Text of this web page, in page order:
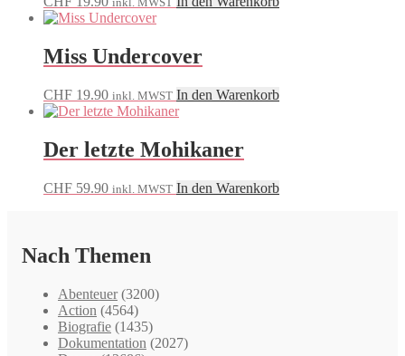
Miss Undercover
CHF 19.90 inkl. MWST In den Warenkorb
Der letzte Mohikaner
CHF 59.90 inkl. MWST In den Warenkorb
Nach Themen
Abenteuer (3200)
Action (4564)
Biografie (1435)
Dokumentation (2027)